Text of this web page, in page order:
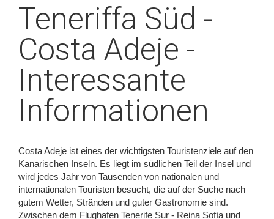
Teneriffa Süd -
Costa Adeje -
Interessante
Informationen
Costa Adeje ist eines der wichtigsten Touristenziele auf den
Kanarischen Inseln. Es liegt im südlichen Teil der Insel und
wird jedes Jahr von Tausenden von nationalen und
internationalen Touristen besucht, die auf der Suche nach
gutem Wetter, Stränden und guter Gastronomie sind.
Zwischen dem Flughafen Tenerife Sur - Reina Sofía und